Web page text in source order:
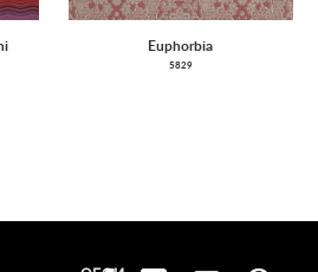
Euphorbia
5829